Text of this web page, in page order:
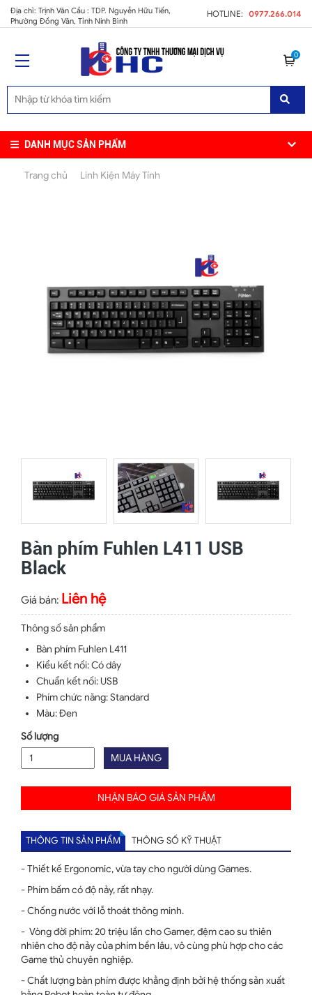
Địa chỉ: Trịnh Văn Cầu : TDP. Nguyễn Hữu Tiến,
Phường Đồng Văn, Tỉnh Ninh Bình
HOTLINE: 0977.266.014
0
DANH MỤC SẢN PHẨM
Trang chủ Linh Kiện Máy Tính
Bàn phím Fuhlen L411 USB
Black
Giá bán: Liên hệ
Thông số sản phẩm
Bàn phím Fuhlen L411
Kiểu kết nối: Có dây
Chuẩn kết nối: USB
Phím chức năng: Standard
Màu: Đen
Số lượng
MUA HÀNG
NHẬN BÁO GIÁ SẢN PHẨM
THÔNG TIN SẢN PHẨM THÔNG SỐ KỸ THUẬT
- Thiết kế Ergonomic, vừa tay cho người dùng Games.
- Phím bấm có độ nảy, rất nhạy.
- Chống nước với lỗ thoát thông minh.
- Vòng đời phím: 20 triệu lần cho Gamer, đệm cao su thiên
nhiên cho độ nảy của phím bền lâu, vô cùng phù hợp cho các
Game thủ chuyên nghiệp.
- Chất lượng bàn phím được khẳng định bởi hệ thống sản xuất